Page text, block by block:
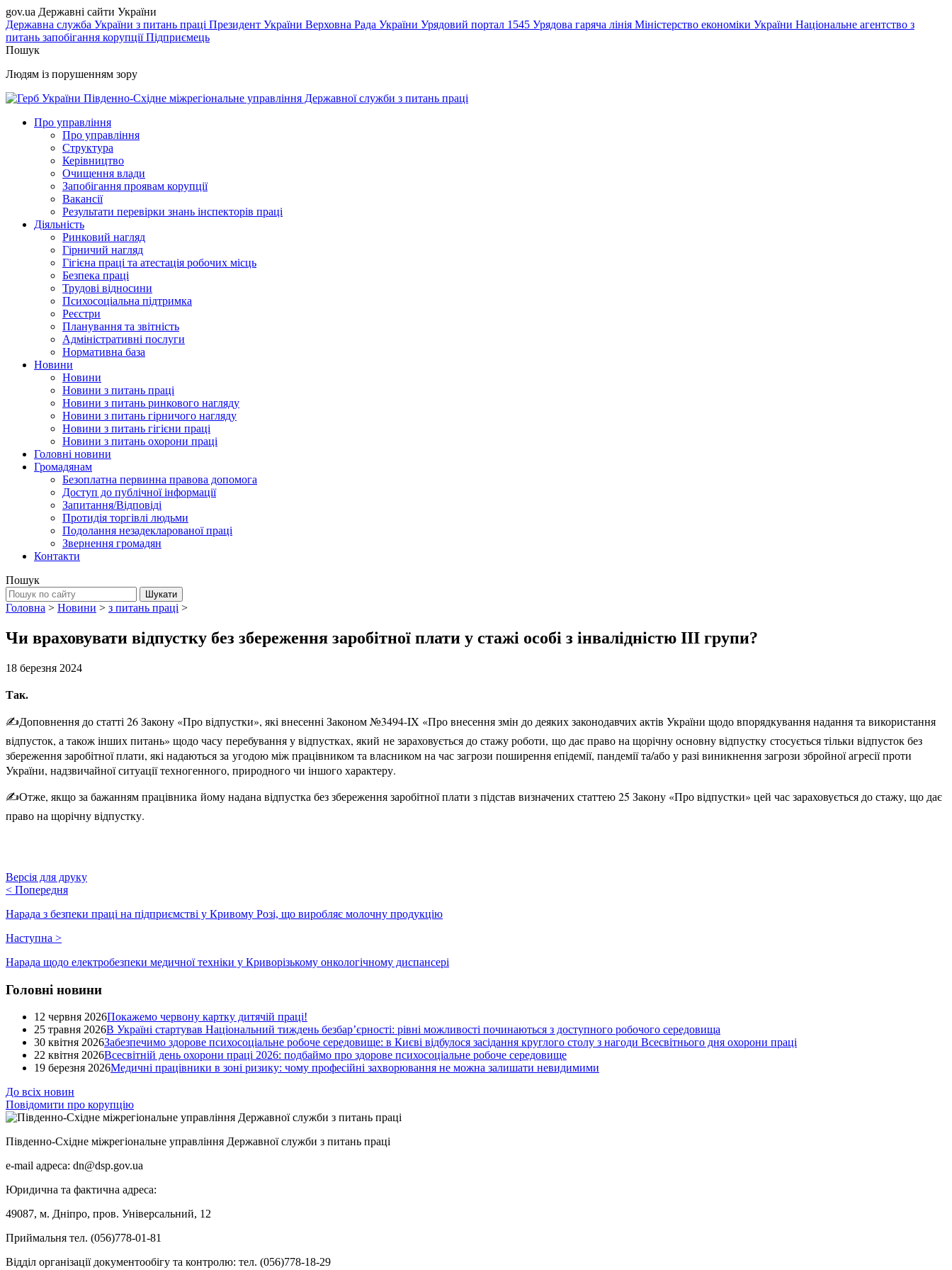
gov.ua Державні сайти України
Державна служба України з питань праці Президент України Верховна Рада України Урядовий портал 1545 Урядова гаряча лінія Міністерство економіки України Національне агентство з
питань запобігання корупціїПідприємець
Пошук
Людям із порушенням зору
Південно-Східне міжрегіональне управління Державної служби з питань праці
Про управління
Про управління
Структура
Керівництво
Очищення влади
Запобігання проявам корупції
Вакансії
Результати перевірки знань інспекторів праці
Діяльність
Ринковий нагляд
Гірничий нагляд
Гігієна праці та атестація робочих місць
Безпека праці
Трудові відносини
Психосоціальна підтримка
Реєстри
Планування та звітність
Адміністративні послуги
Нормативна база
Новини
Новини
Новини з питань праці
Новини з питань ринкового нагляду
Новини з питань гірничого нагляду
Новини з питань гігієни праці
Новини з питань охорони праці
Головні новини
Громадянам
Безоплатна первинна правова допомога
Доступ до публічної інформації
Запитання/Відповіді
Протидія торгівлі людьми
Подолання незадекларованої праці
Звернення громадян
Контакти
Пошук
Головна > Новини > з питань праці >
Чи враховувати відпустку без збереження заробітної плати у стажі особі з інвалідністю III групи?
18 березня 2024
Так.
✍️Доповнення до статті 26 Закону «Про відпустки», які внесенні Законом №3494-IX «Про внесення змін до деяких законодавчих актів України щодо впорядкування надання та використання
відпусток, а також інших питань» щодо часу перебування у відпустках, який не зараховується до стажу роботи, що дає право на щорічну основну відпустку стосується тільки відпусток без
збереження заробітної плати, які надаються за угодою між працівником та власником на час загрози поширення епідемії, пандемії та/або у разі виникнення загрози збройної агресії проти
України, надзвичайної ситуації техногенного, природного чи іншого характеру.
✍️Отже, якщо за бажанням працівника йому надана відпустка без збереження заробітної плати з підстав визначених статтею 25 Закону «Про відпустки» цей час зараховується до стажу, що дає
право на щорічну відпустку.
Версія для друку
< Попередня
Нарада з безпеки праці на підприємстві у Кривому Розі, що виробляє молочну продукцію
Наступна >
Нарада щодо електробезпеки медичної техніки у Криворізькому онкологічному диспансері
Головні новини
12 червня 2026Покажемо червону картку дитячій праці!
25 травня 2026В Україні стартував Національний тиждень безбар’єрності: рівні можливості починаються з доступного робочого середовища
30 квітня 2026Забезпечимо здорове психосоціальне робоче середовище: в Києві відбулося засідання круглого столу з нагоди Всесвітнього дня охорони праці
22 квітня 2026Всесвітній день охорони праці 2026: подбаймо про здорове психосоціальне робоче середовище
19 березня 2026Медичні працівники в зоні ризику: чому професійні захворювання не можна залишати невидимими
До всіх новин
Повідомити про корупцію
Південно-Східне міжрегіональне управління Державної служби з питань праці
e-mail адреса: dn@dsp.gov.ua
Юридична та фактична адреса:
49087, м. Дніпро, пров. Універсальний, 12
Приймальня тел. (056)778-01-81
Відділ організації документообігу та контролю: тел. (056)778-18-29